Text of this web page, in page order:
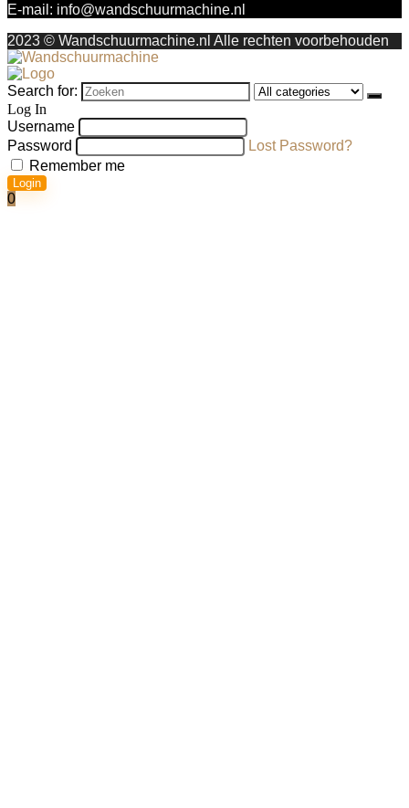
E-mail: info@wandschuurmachine.nl
2023 © Wandschuurmachine.nl Alle rechten voorbehouden
Search for:
Log In
Username
Password
Lost Password?
Remember me
Login
0